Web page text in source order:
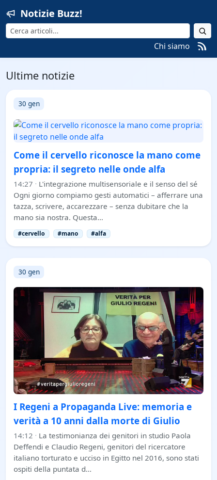
Notizie Buzz!
Cerca
Chi siamo
Ultime notizie
30 gen
Come il cervello riconosce la mano come
propria: il segreto nelle onde alfa
14:27 · L'integrazione multisensoriale e il senso del sé
Ogni giorno compiamo gesti automatici – afferrare una
tazza, scrivere, accarezzare – senza dubitare che la
mano sia nostra. Questa…
#cervello #mano #alfa
30 gen
I Regeni a Propaganda Live: memoria e
verità a 10 anni dalla morte di Giulio
14:12 · La testimonianza dei genitori in studio Paola
Deffendi e Claudio Regeni, genitori del ricercatore
italiano torturato e ucciso in Egitto nel 2016, sono stati
ospiti della puntata d…